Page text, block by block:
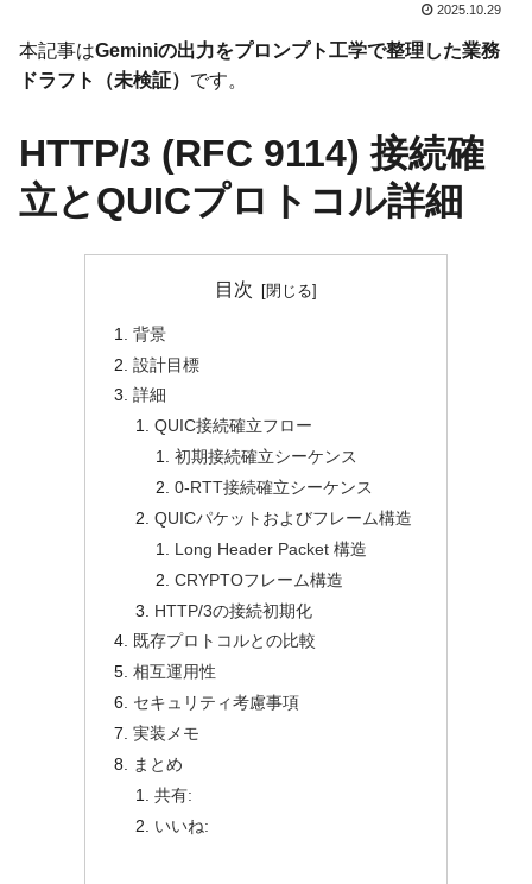
2025.10.29
本記事はGeminiの出力をプロンプト工学で整理した業務
ドラフト（未検証） です。
HTTP/3 (RFC 9114) 接続確
立とQUICプロトコル詳細
目次
背景
設計目標
詳細
QUIC接続確立フロー
初期接続確立シーケンス
0-RTT接続確立シーケンス
QUICパケットおよびフレーム構造
Long Header Packet 構造
CRYPTOフレーム構造
HTTP/3の接続初期化
既存プロトコルとの比較
相互運用性
セキュリティ考慮事項
実装メモ
まとめ
共有:
いいね: